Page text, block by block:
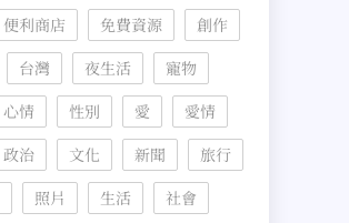
便利商店 免費資源
創作
台灣 夜生活
寵物
心情 性別 愛
愛情
政治 文化 新聞
旅行
照片 生活
社會